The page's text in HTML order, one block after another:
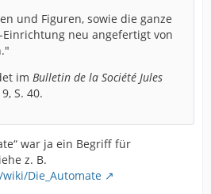
und Figuren, sowie die ganze
neu angefertigt von
im Bulletin de la Société Jules
S. 40.
war ja ein Begriff für
z. B.
Die_Automate